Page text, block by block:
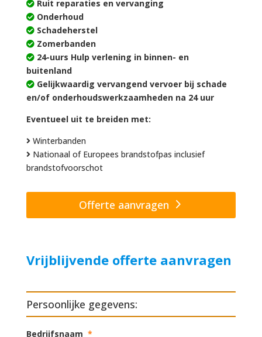
Ruit reparaties en vervanging
Onderhoud
Schadeherstel
Zomerbanden
24-uurs Hulp verlening in binnen- en
buitenland
Gelijkwaardig vervangend vervoer bij schade
en/of onderhoudswerkzaamheden na 24 uur
Eventueel uit te breiden met:
Winterbanden
Nationaal of Europees brandstofpas inclusief
brandstofvoorschot
Offerte aanvragen
Vrijblijvende offerte aanvragen
Persoonlijke gegevens:
Bedrijfsnaam *